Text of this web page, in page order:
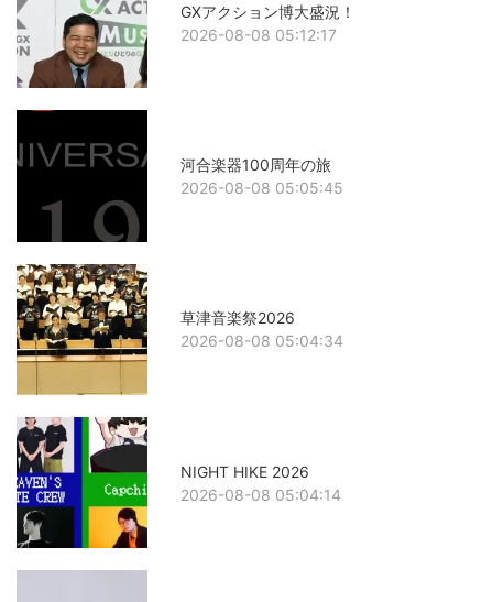
GXアクション博大盛況！
2026-08-08 05:12:17
河合楽器100周年の旅
2026-08-08 05:05:45
草津音楽祭2026
2026-08-08 05:04:34
NIGHT HIKE 2026
2026-08-08 05:04:14